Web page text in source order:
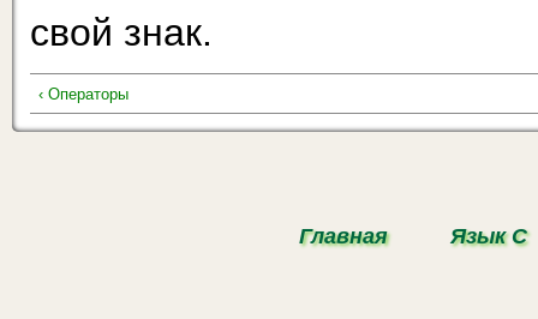
свой знак.
‹ Операторы
Главная Язык С